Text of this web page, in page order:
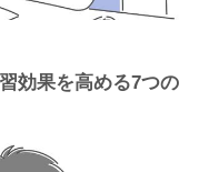
効果を高める7つの